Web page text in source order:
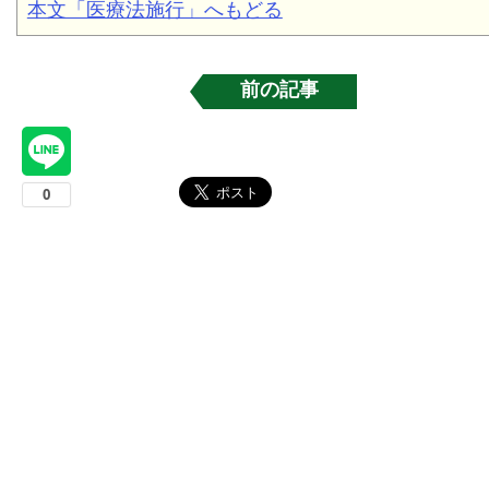
本文「医療法施行」へもどる
前の記事